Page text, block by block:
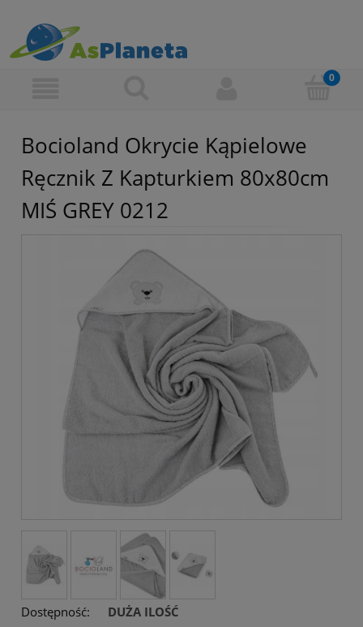
Bocioland Okrycie Kąpielowe
Ręcznik Z Kapturkiem 80x80cm
MIŚ GREY 0212
Dostępność:
DUŻA ILOŚĆ